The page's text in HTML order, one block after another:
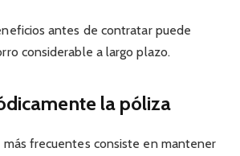
antes de contratar puede
considerable a largo plazo.
la póliza
frecuentes consiste en mantener